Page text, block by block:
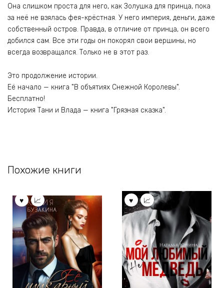
Она слишком проста для него, как Золушка для принца, пока
за неё не взялась фея-крёстная. У него империя, деньги, даже
собственный остров. Правда, в отличие от принца, он всего
добился сам. Все эти годы он покорял свои вершины, но
всегда возвращался. Только не в этот раз.
Это продолжение истории.
Её начало — книга "В объятиях Снежной Королевы".
Бесплатно!
История Тани и Влада — книга "Грязная сказка".
Похожие книги